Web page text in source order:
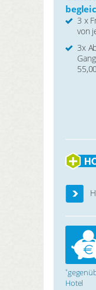
3 x
von
3x
*
Hotel